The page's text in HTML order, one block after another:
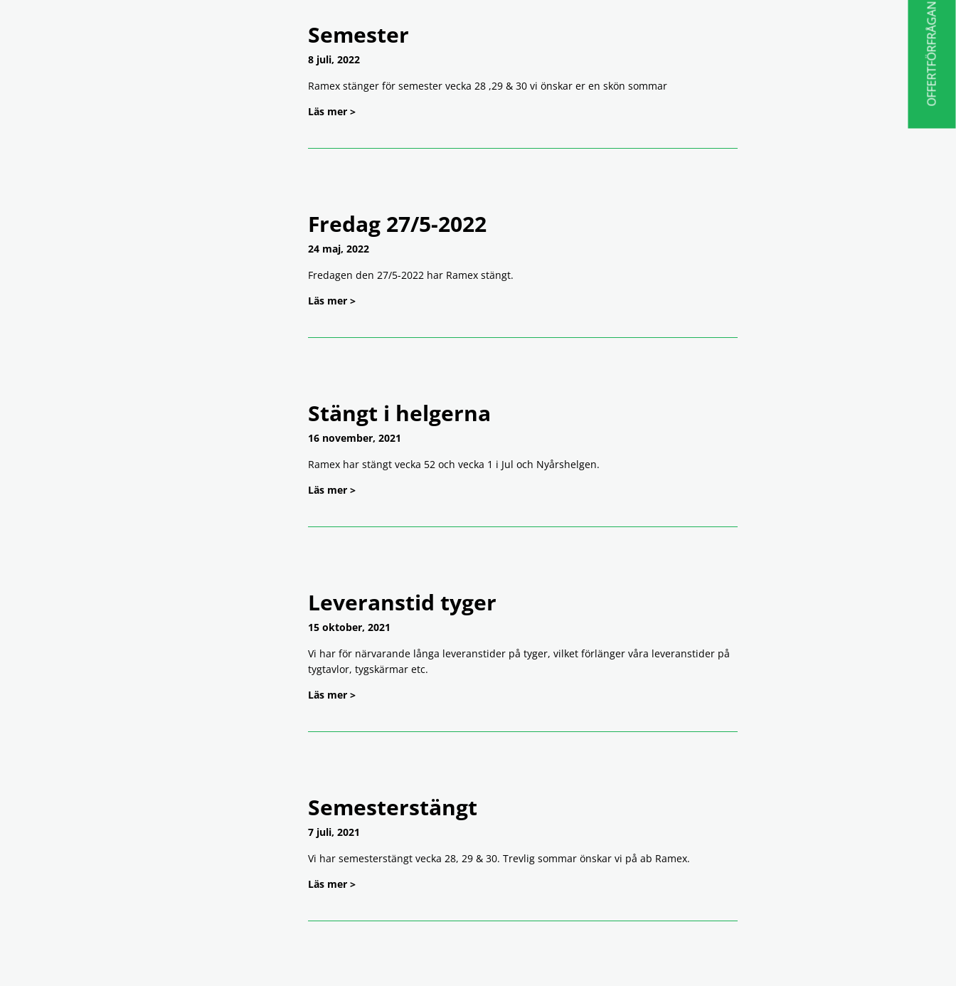
Semester
8 juli, 2022
Ramex stänger för semester vecka 28 ,29 & 30 vi önskar er en skön sommar
Läs mer >
Fredag 27/5-2022
24 maj, 2022
Fredagen den 27/5-2022 har Ramex stängt.
Läs mer >
Stängt i helgerna
16 november, 2021
Ramex har stängt vecka 52 och vecka 1 i Jul och Nyårshelgen.
Läs mer >
Leveranstid tyger
15 oktober, 2021
Vi har för närvarande långa leveranstider på tyger, vilket förlänger våra leveranstider på
tygtavlor, tygskärmar etc.
Läs mer >
Semesterstängt
7 juli, 2021
Vi har semesterstängt vecka 28, 29 & 30. Trevlig sommar önskar vi på ab Ramex.
Läs mer >
OFFERTFÖRFRÅGAN